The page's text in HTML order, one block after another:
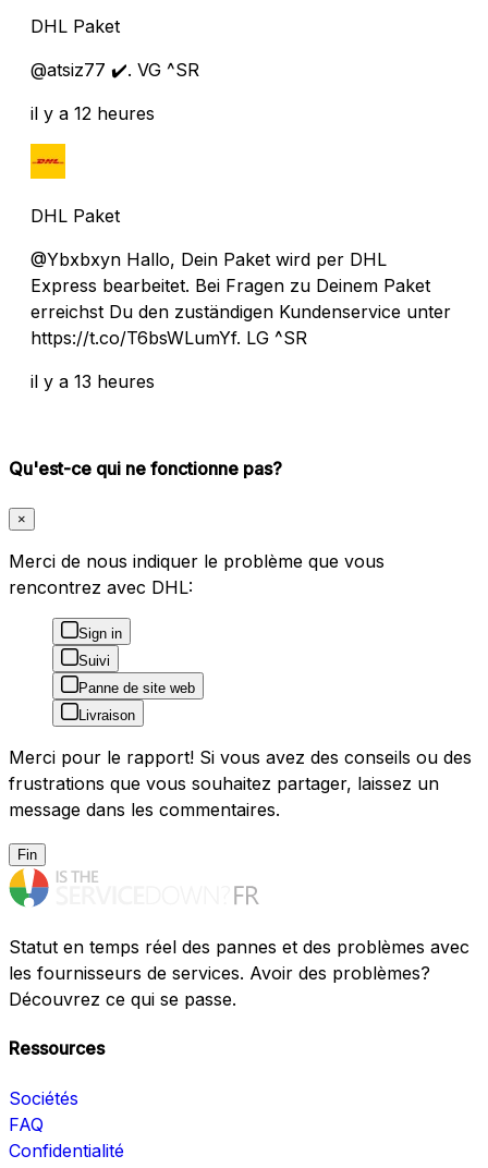
DHL Paket
@atsiz77 ✔️. VG ^SR
il y a 12 heures
DHL Paket
@Ybxbxyn Hallo, Dein Paket wird per DHL
Express bearbeitet. Bei Fragen zu Deinem Paket
erreichst Du den zuständigen Kundenservice unter
https://t.co/T6bsWLumYf. LG ^SR
il y a 13 heures
Qu'est-ce qui ne fonctionne pas?
×
Merci de nous indiquer le problème que vous
rencontrez avec DHL:
Sign in
Suivi
Panne de site web
Livraison
Merci pour le rapport! Si vous avez des conseils ou des
frustrations que vous souhaitez partager, laissez un
message dans les commentaires.
Fin
Statut en temps réel des pannes et des problèmes avec
les fournisseurs de services. Avoir des problèmes?
Découvrez ce qui se passe.
Ressources
Sociétés
FAQ
Confidentialité